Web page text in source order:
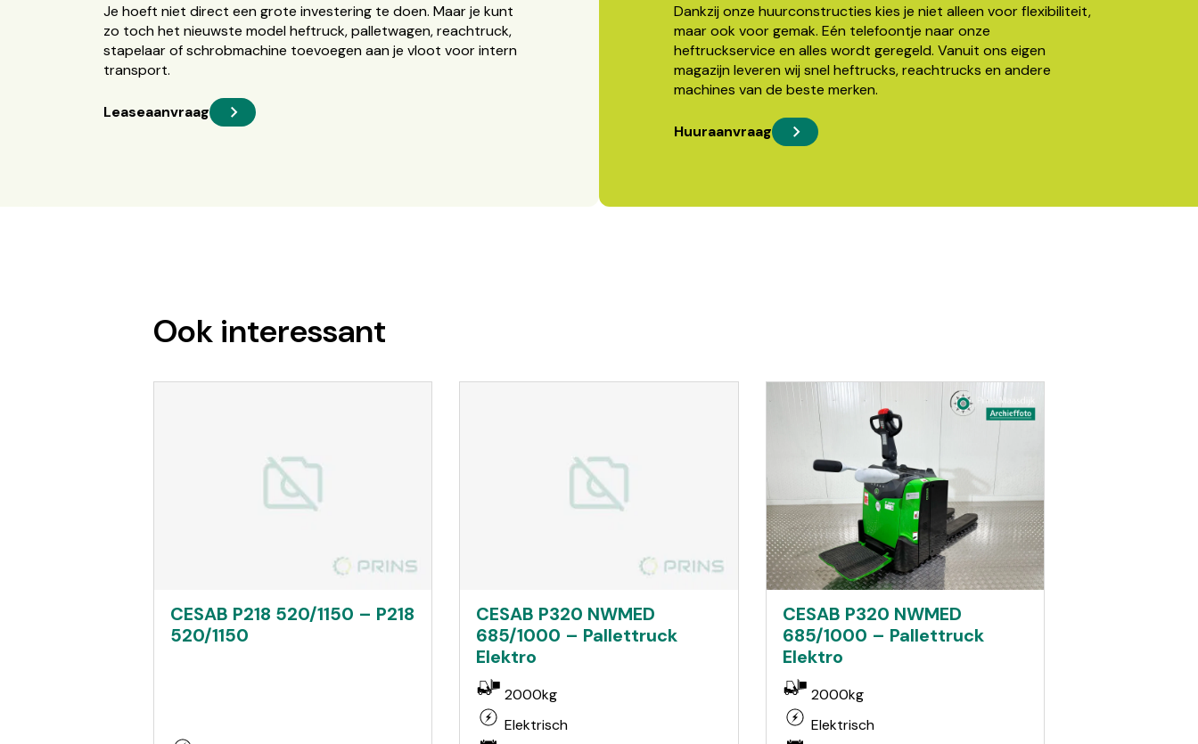
Je hoeft niet direct een grote investering te doen. Maar je kunt
zo toch het nieuwste model heftruck, palletwagen, reachtruck,
stapelaar of schrobmachine toevoegen aan je vloot voor intern
transport.
Leaseaanvraag
Dankzij onze huurconstructies kies je niet alleen voor flexibiliteit,
maar ook voor gemak. Eén telefoontje naar onze
heftruckservice en alles wordt geregeld. Vanuit ons eigen
magazijn leveren wij snel heftrucks, reachtrucks en andere
machines van de beste merken.
Huuraanvraag
Ook interessant
CESAB P218 520/1150 – P218
520/1150
CESAB P320 NWMED
685/1000 – Pallettruck
Elektro
2000kg
Elektrisch
CESAB P320 NWMED
685/1000 – Pallettruck
Elektro
2000kg
Elektrisch